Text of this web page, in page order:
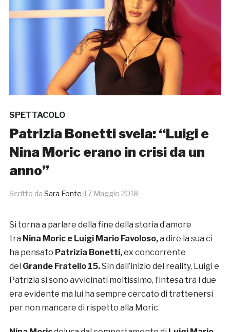
SPETTACOLO
Patrizia Bonetti svela: “Luigi e
Nina Moric erano in crisi da un
anno”
Scritto da Sara Fonte il 7 Maggio 2018
Si torna a parlare della fine della storia d’amore
tra Nina Moric e Luigi Mario Favoloso,a dire la sua ci
ha pensato Patrizia Bonetti,ex concorrente
del Grande Fratello 15.Sin dall’inizio del reality, Luigi e
Patrizia si sono avvicinati moltissimo, l’intesa tra i due
era evidente ma lui ha sempre cercato di trattenersi
per non mancare di rispetto alla Moric.